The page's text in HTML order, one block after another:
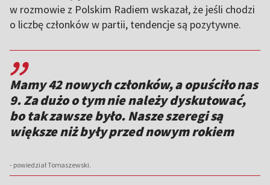
w rozmowie z Polskim Radiem wskazał, że jeśli chodzi
o liczbę członków w partii, tendencje są pozytywne.
,,
Mamy 42 nowych członków, a opuściło nas
9. Za dużo o tym nie należy dyskutować,
bo tak zawsze było. Nasze szeregi są
większe niż były przed nowym rokiem
- powiedział Tomaszewski.